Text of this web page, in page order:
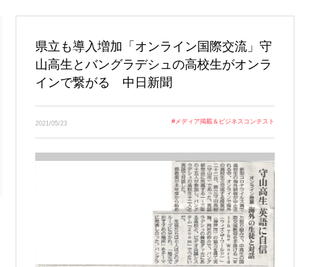
県立も導入増加「オンライン国際交流」守
山高生とバングラデシュの高校生がオンラ
インで繋がる 中日新聞
2021/05/23 #メディア掲載＆ビジネスコンテスト